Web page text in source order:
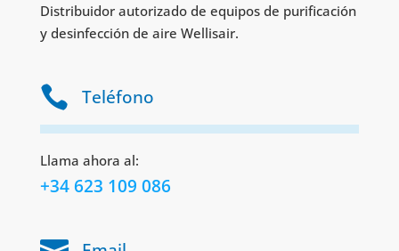
Distribuidor autorizado de equipos de purificación
y desinfección de aire Wellisair.
 Teléfono
Llama ahora al:
+34 623 109 086